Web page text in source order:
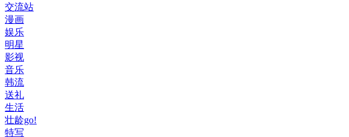
交流站
漫画
娱乐
明星
影视
音乐
韩流
送礼
生活
壮龄go!
特写